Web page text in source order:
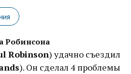
Робинсона
Robinson) удачно съездил
). Он сделал 4 проблемы